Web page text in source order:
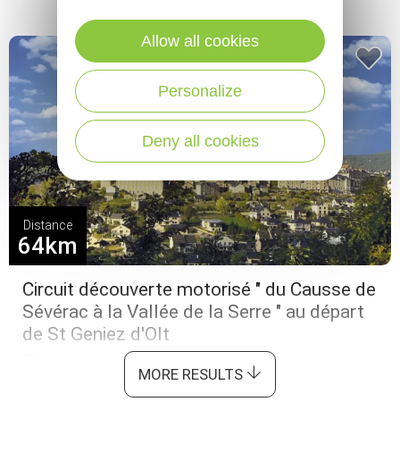
Circuit découverte motorisé " du Causse de
Sévérac à la Vallée de la Serre " au départ
de St Geniez d'Olt
Distance
64km
Saint-Geniez-d'Olt-et-d'Aubrac
MORE RESULTS
Deny all cookies
Personalize
Allow all cookies